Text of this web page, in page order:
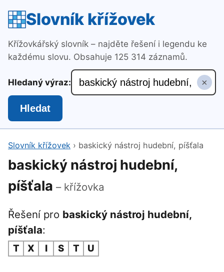
Slovník křížovek
Křížovkářský slovník – najděte řešení i legendu ke
každému slovu. Obsahuje 125 314 záznamů.
Hledaný výraz: ×
Hledat
Slovník křížovek › baskický nástroj hudební, píšťala
baskický nástroj hudební,
píšťala – křížovka
Řešení pro baskický nástroj hudební,
píšťala:
T X I S T U